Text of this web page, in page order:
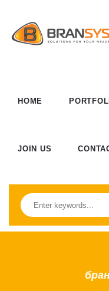
HOME
JOIN US